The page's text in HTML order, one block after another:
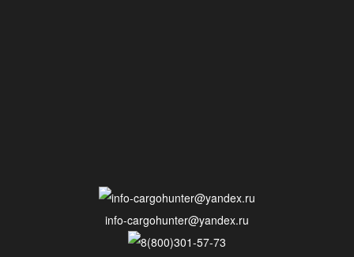
info-cargohunter@yandex.ru